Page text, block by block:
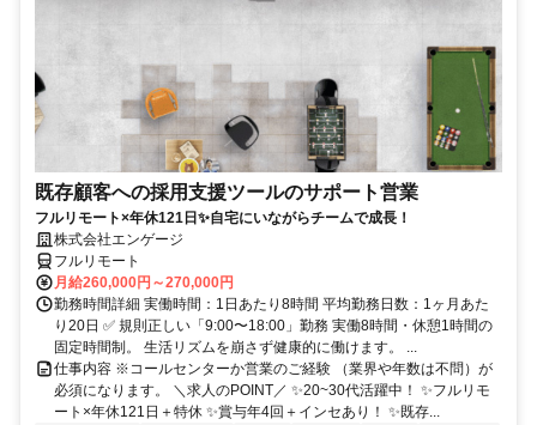
既存顧客への採用支援ツールのサポート営業
フルリモート×年休121日✨自宅にいながらチームで成長！
株式会社エンゲージ
フルリモート
月給260,000円～270,000円
勤務時間詳細 実働時間：1日あたり8時間 平均勤務日数：1ヶ月あた
り20日 ✅ 規則正しい「9:00〜18:00」勤務 実働8時間・休憩1時間の
固定時間制。 生活リズムを崩さず健康的に働けます。 ...
仕事内容 ※コールセンターか営業のご経験 （業界や年数は不問）が
必須になります。 ＼求人のPOINT／ ✨20~30代活躍中！ ✨フルリモ
ート×年休121日＋特休 ✨賞与年4回＋インセあり！ ✨既存...